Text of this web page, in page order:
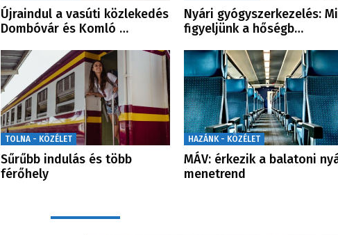
Újraindul a vasúti közlekedés
Dombóvár és Komló …
Nyári gyógyszerkezelés:
figyeljünk a hőségb…
TOLNA - KÖZÉLET
Sűrűbb indulás és több
férőhely
HAZÁNK - KÖZÉLET
MÁV: érkezik a balatoni
menetrend